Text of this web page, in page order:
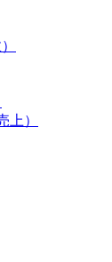
上）